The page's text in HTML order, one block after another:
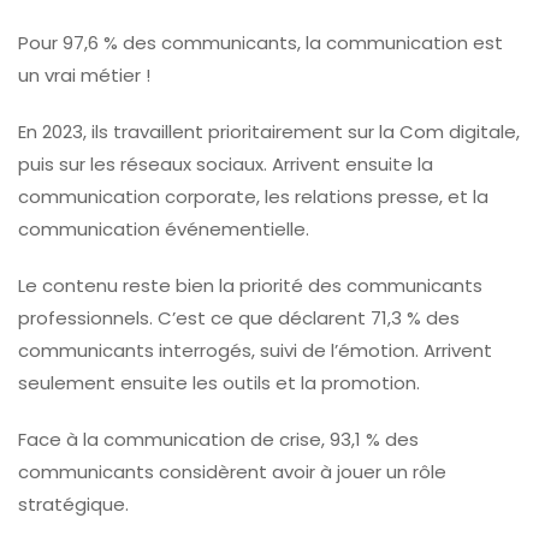
Pour 97,6 % des communicants, la communication est
un vrai métier !
En 2023, ils travaillent prioritairement sur la Com digitale,
puis sur les réseaux sociaux. Arrivent ensuite la
communication corporate, les relations presse, et la
communication événementielle.
Le contenu reste bien la priorité des communicants
professionnels. C’est ce que déclarent 71,3 % des
communicants interrogés, suivi de l’émotion. Arrivent
seulement ensuite les outils et la promotion.
Face à la communication de crise, 93,1 % des
communicants considèrent avoir à jouer un rôle
stratégique.